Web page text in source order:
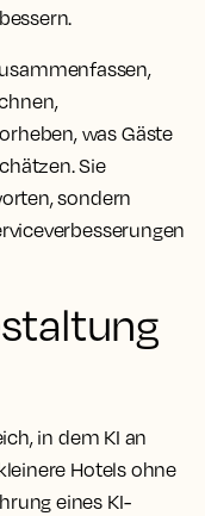
was Gäste
Sie
sondern
in dem KI an
Hotels ohne
eines KI-